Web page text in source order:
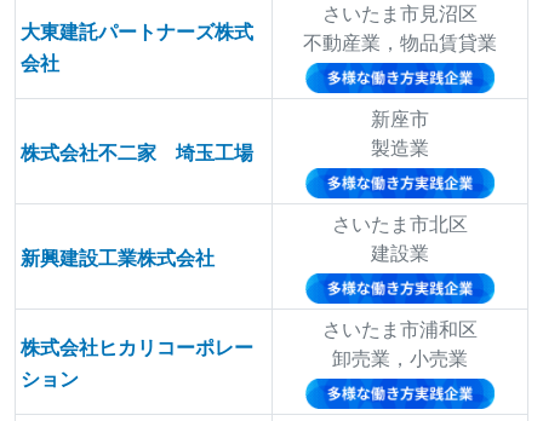
大東建託パートナーズ株式
会社
さいたま市見沼区
不動産業，物品賃貸業
株式会社不二家 埼玉工場
新座市
製造業
新興建設工業株式会社
さいたま市北区
建設業
株式会社ヒカリコーポレー
ション
さいたま市浦和区
卸売業，小売業